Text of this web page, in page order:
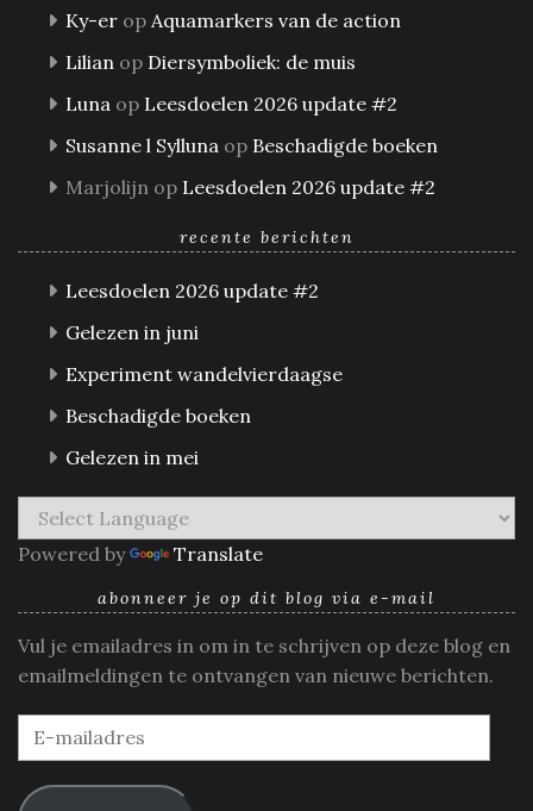
Ky-er op Aquamarkers van de action
Lilian op Diersymboliek: de muis
Luna op Leesdoelen 2026 update #2
Susanne l Sylluna op Beschadigde boeken
Marjolijn op Leesdoelen 2026 update #2
recente berichten
Leesdoelen 2026 update #2
Gelezen in juni
Experiment wandelvierdaagse
Beschadigde boeken
Gelezen in mei
Powered by Translate
abonneer je op dit blog via e-mail
Vul je emailadres in om in te schrijven op deze blog en
emailmeldingen te ontvangen van nieuwe berichten.
E-
mailadres